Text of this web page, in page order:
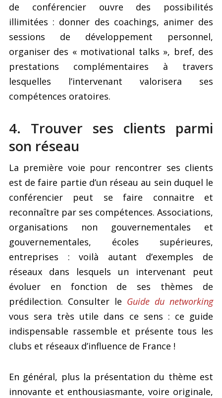
de conférencier ouvre des possibilités
illimitées : donner des coachings, animer des
sessions de développement personnel,
organiser des « motivational talks », bref, des
prestations complémentaires à travers
lesquelles l’intervenant valorisera ses
compétences oratoires.
4. Trouver ses clients parmi
son réseau
La première voie pour rencontrer ses clients
est de faire partie d’un réseau au sein duquel le
conférencier peut se faire connaitre et
reconnaître par ses compétences. Associations,
organisations non gouvernementales et
gouvernementales, écoles supérieures,
entreprises : voilà autant d’exemples de
réseaux dans lesquels un intervenant peut
évoluer en fonction de ses thèmes de
prédilection. Consulter le Guide du networking
vous sera très utile dans ce sens : ce guide
indispensable rassemble et présente tous les
clubs et réseaux d’influence de France !
En général, plus la présentation du thème est
innovante et enthousiasmante, voire originale,